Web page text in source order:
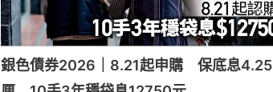
銀色債券2026｜8.21起申購 保底息4.25